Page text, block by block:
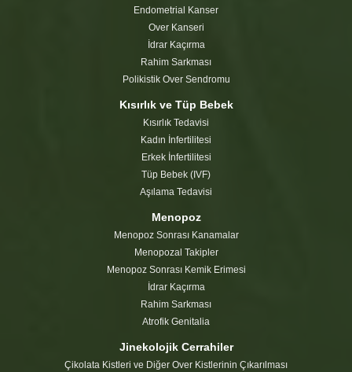
Endometrial Kanser
Over Kanseri
İdrar Kaçırma
Rahim Sarkması
Polikistik Over Sendromu
Kısırlık ve Tüp Bebek
Kısırlık Tedavisi
Kadın İnfertilitesi
Erkek İnfertilitesi
Tüp Bebek (IVF)
Aşılama Tedavisi
Menopoz
Menopoz Sonrası Kanamalar
Menopozal Takipler
Menopoz Sonrası Kemik Erimesi
İdrar Kaçırma
Rahim Sarkması
Atrofik Genitalia
Jinekolojik Cerrahiler
Çikolata Kistleri ve Diğer Over Kistlerinin Çıkarılması